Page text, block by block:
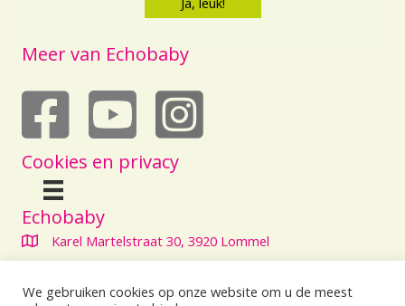
Meer van Echobaby
echobaby op youtube
Cookies en privacy
Echobaby
Karel Martelstraat 30, 3920 Lommel
We gebruiken cookies op onze website om u de meest